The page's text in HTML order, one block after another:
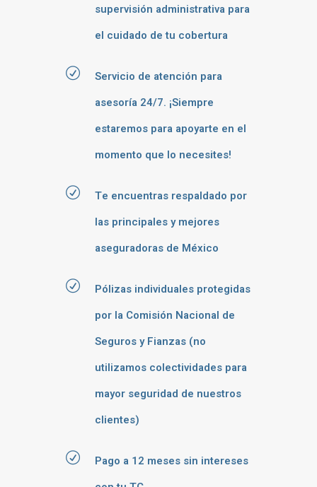
supervisión administrativa para
el cuidado de tu cobertura
Servicio de atención para
asesoría 24/7. ¡Siempre
estaremos para apoyarte en el
momento que lo necesites!
Te encuentras respaldado por
las principales y mejores
aseguradoras de México
Pólizas individuales protegidas
por la Comisión Nacional de
Seguros y Fianzas (no
utilizamos colectividades para
mayor seguridad de nuestros
clientes)
Pago a 12 meses sin intereses